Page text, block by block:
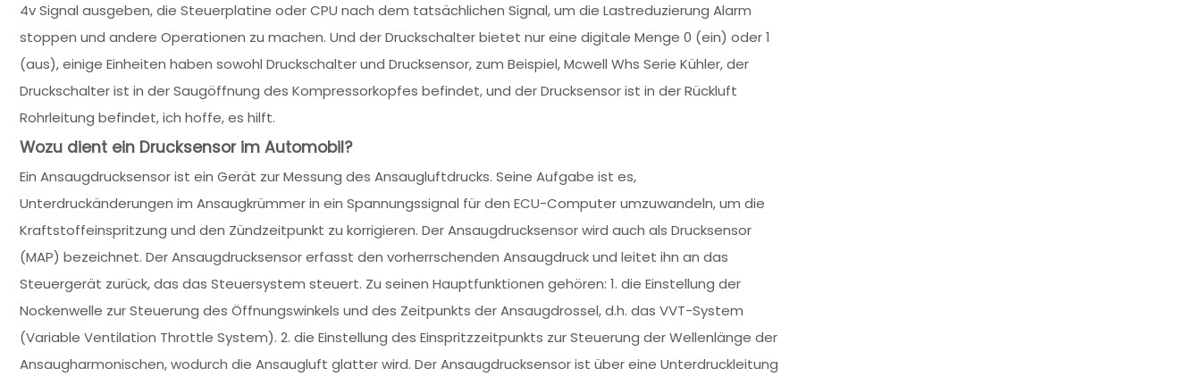
4v Signal ausgeben, die Steuerplatine oder CPU nach dem tatsächlichen Signal, um die Lastreduzierung Alarm
stoppen und andere Operationen zu machen. Und der Druckschalter bietet nur eine digitale Menge 0 (ein) oder 1
(aus), einige Einheiten haben sowohl Druckschalter und Drucksensor, zum Beispiel, Mcwell Whs Serie Kühler, der
Druckschalter ist in der Saugöffnung des Kompressorkopfes befindet, und der Drucksensor ist in der Rückluft
Rohrleitung befindet, ich hoffe, es hilft.
Wozu dient ein Drucksensor im Automobil?
Ein Ansaugdrucksensor ist ein Gerät zur Messung des Ansaugluftdrucks. Seine Aufgabe ist es,
Unterdruckänderungen im Ansaugkrümmer in ein Spannungssignal für den ECU-Computer umzuwandeln, um die
Kraftstoffeinspritzung und den Zündzeitpunkt zu korrigieren. Der Ansaugdrucksensor wird auch als Drucksensor
(MAP) bezeichnet. Der Ansaugdrucksensor erfasst den vorherrschenden Ansaugdruck und leitet ihn an das
Steuergerät zurück, das das Steuersystem steuert. Zu seinen Hauptfunktionen gehören: 1. die Einstellung der
Nockenwelle zur Steuerung des Öffnungswinkels und des Zeitpunkts der Ansaugdrossel, d.h. das VVT-System
(Variable Ventilation Throttle System). 2. die Einstellung des Einspritzzeitpunkts zur Steuerung der Wellenlänge der
Ansaugharmonischen, wodurch die Ansaugluft glatter wird. Der Ansaugdrucksensor ist über eine Unterdruckleitung